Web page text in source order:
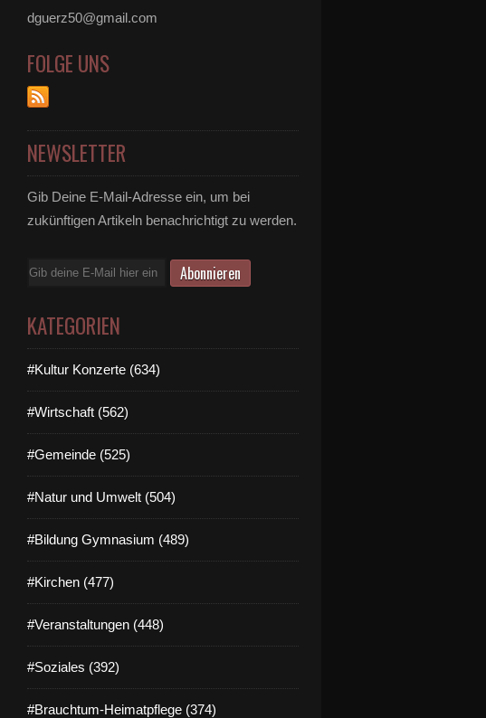
dguerz50@gmail.com
FOLGE UNS
NEWSLETTER
Gib Deine E-Mail-Adresse ein, um bei
zukünftigen Artikeln benachrichtigt zu werden.
E-
KATEGORIEN
#Kultur Konzerte (634)
#Wirtschaft (562)
#Gemeinde (525)
#Natur und Umwelt (504)
#Bildung Gymnasium (489)
#Kirchen (477)
#Veranstaltungen (448)
#Soziales (392)
#Brauchtum-Heimatpflege (374)